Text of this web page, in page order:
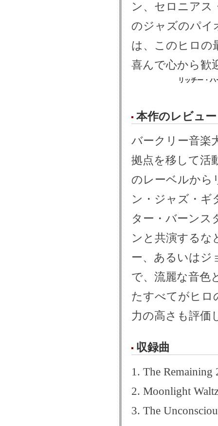
ン、セロニアス
のジャズのパイ
は、このヒロの
喜んで心から歓
リッチー・ハ
本作のレビュー
バークリー音楽
拠点を移して活
のレーベルから
ン・ジャズ・ギ
ター・バーンス
ンと共演するな
ー、あるいはジ
で、流麗な音色
たすべてがヒロ
力の高さも評価
収録曲
1. The Remaining
2. Moonlight
3. The